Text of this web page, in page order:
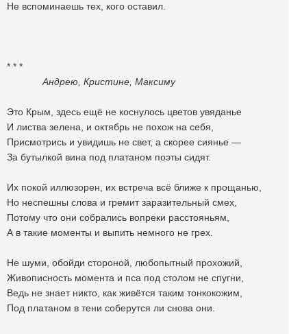
Не вспоминаешь тех, кого оставил.
* * *
Андрею, Кристине, Максиму
Это Крым, здесь ещё не коснулось цветов увяданье
И листва зелена, и октябрь не похож на себя,
Присмотрись и увидишь не свет, а скорее сиянье —
За бутылкой вина под платаном поэты сидят.
Их покой иллюзорен, их встреча всё ближе к прощанью,
Но неспешны слова и гремит заразительный смех,
Потому что они собрались вопреки расстояньям,
А в такие моменты и выпить немного не грех.
Не шуми, обойди стороной, любопытный прохожий,
Живописность момента и пса под столом не спугни,
Ведь не знает никто, как живётся таким тонкокожим,
Под платаном в тени соберутся ли снова они.